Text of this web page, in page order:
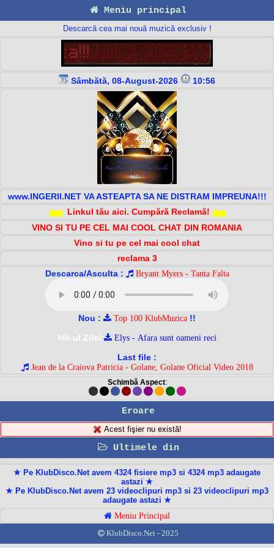
Meniu principal
Descarcă cea mai nouă muzică exclusiv !
Sâmbătă, 08-August-2026 10:56
www.INGERII.NET VA ASTEAPTA SA NE DISTRAM IMPREUNA!!!
Linkul tău aici. Cumpără Reclamă!
VINO SI TU PE CEL MAI COOL CHAT DIN ROMANIA
Vino si tu pe cel mai cool chat
reclama 3
Descarca/Asculta :
Bryant Myers - Tanta Falta
Nou : Top 100 KlubMuzica !!
Hit-ul Zilei:
Elys - Afara sunt oameni reci
Last file :
Jean de la Craiova Patricia - Golane, Golane Oficial Video 2018
Schimbă Aspect:
Eroare
Acest fişier nu există!
Ultimele din
★ Pe KlubDisco.Net avem 4324 fisiere mp3 si 4324 mp3 adaugate
astazi ★
★ Pe KlubDisco.Net avem 23 videoclipuri mp3 si 23 videoclipuri mp3
adaugate astazi ★
Meniu Principal
KlubDisco.Net - 2025